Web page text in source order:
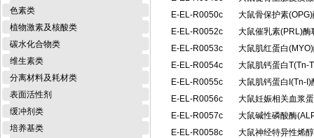
色素类
植物激素及核酸类
碳水化合物类
维生素类
分离材料及耗材类
表面活性剂
缓冲剂类
培养基类
E-EL-R0050c
大鼠骨保护素
E-EL-R0052c
大鼠催乳素(PRL)
E-EL-R0053c
大鼠肌红蛋白
E-EL-R0054c
大鼠肌钙蛋白T(Tn-
E-EL-R0055c
大鼠肌钙蛋白I(Tn-
E-EL-R0056c
大鼠妊娠相关血浆
E-EL-R0057c
大鼠碱性磷酸酶
E-EL-R0058c
大鼠神经特异性烯